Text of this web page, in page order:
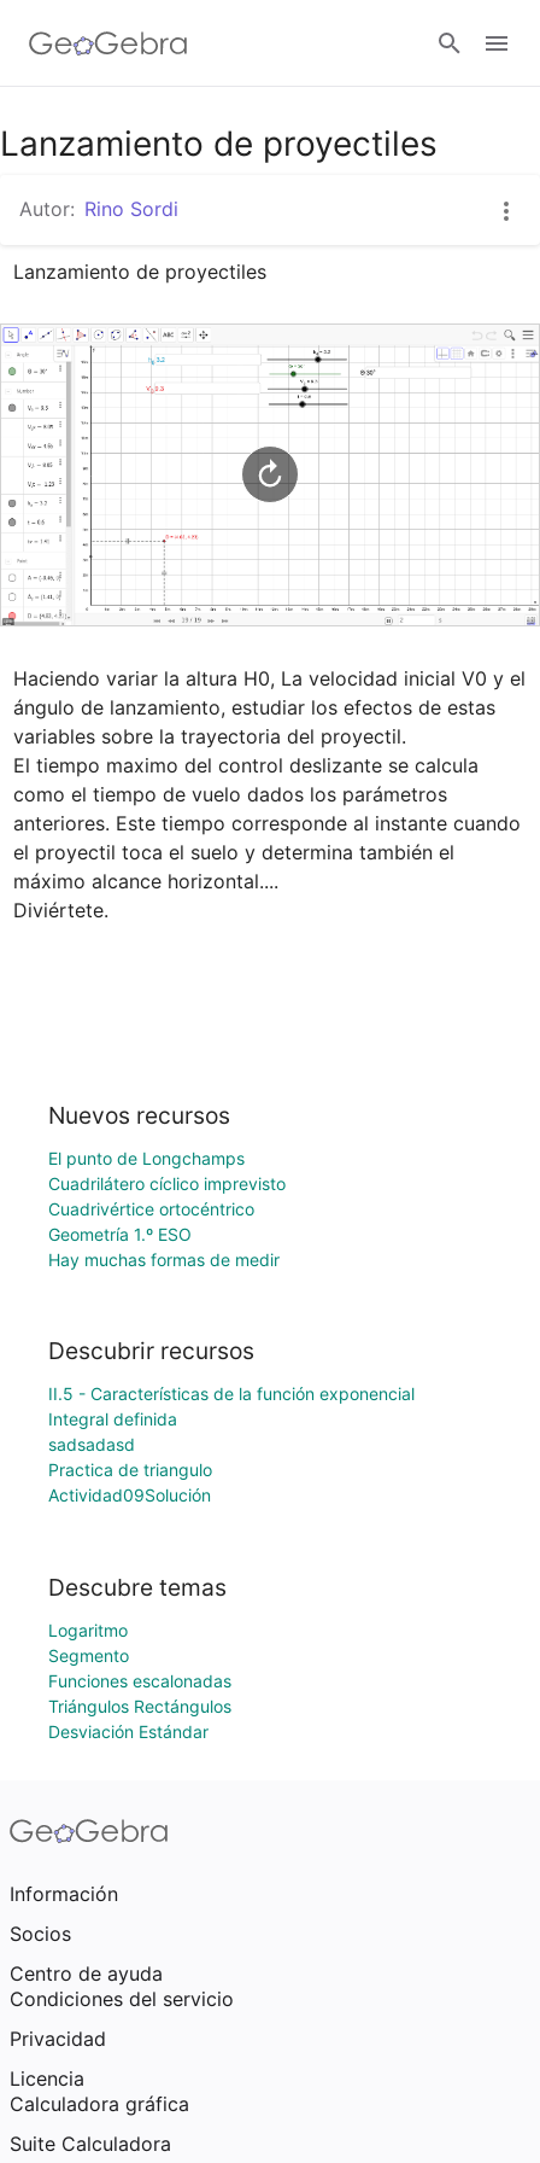
Google Classroom
GeoGebra Classroom
Lanzamiento de proyectiles
Autor: Rino Sordi
Lanzamiento de proyectiles
Haciendo variar la altura H0, La velocidad inicial V0 y el
ángulo de lanzamiento, estudiar los efectos de estas
variables sobre la trayectoria del proyectil.
El tiempo maximo del control deslizante se calcula
como el tiempo de vuelo dados los parámetros
anteriores. Este tiempo corresponde al instante cuando
el proyectil toca el suelo y determina también el
máximo alcance horizontal....
Diviértete.
Nuevos recursos
El punto de Longchamps
Cuadrilátero cíclico imprevisto
Cuadrivértice ortocéntrico
Geometría 1.º ESO
Hay muchas formas de medir
Descubrir recursos
II.5 - Características de la función exponencial
Integral definida
sadsadasd
Practica de triangulo
Actividad09Solución
Descubre temas
Logaritmo
Segmento
Funciones escalonadas
Triángulos Rectángulos
Desviación Estándar
Información
Socios
Centro de ayuda
Condiciones del servicio
Privacidad
Licencia
Calculadora gráfica
Suite Calculadora